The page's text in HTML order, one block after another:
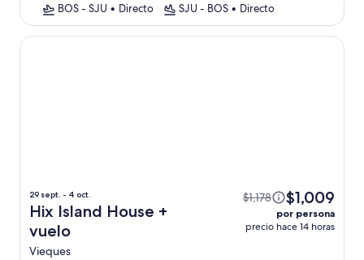
BOS - SJU • Directo SJU - BOS • Directo
29 sept. - 4 oct.
Hix Island House +
vuelo
Vieques
$1,178 $1,009
por persona
precio hace 14 horas
Hix Island House